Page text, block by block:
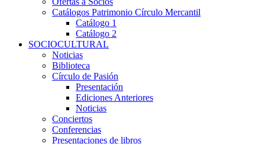
Catálogos Patrimonio Círculo Mercantil
Catálogo 1
Catálogo 2
SOCIOCULTURAL
Noticias
Biblioteca
Círculo de Pasión
Presentación
Ediciones Anteriores
Noticias
Conciertos
Conferencias
Presentaciones de libros